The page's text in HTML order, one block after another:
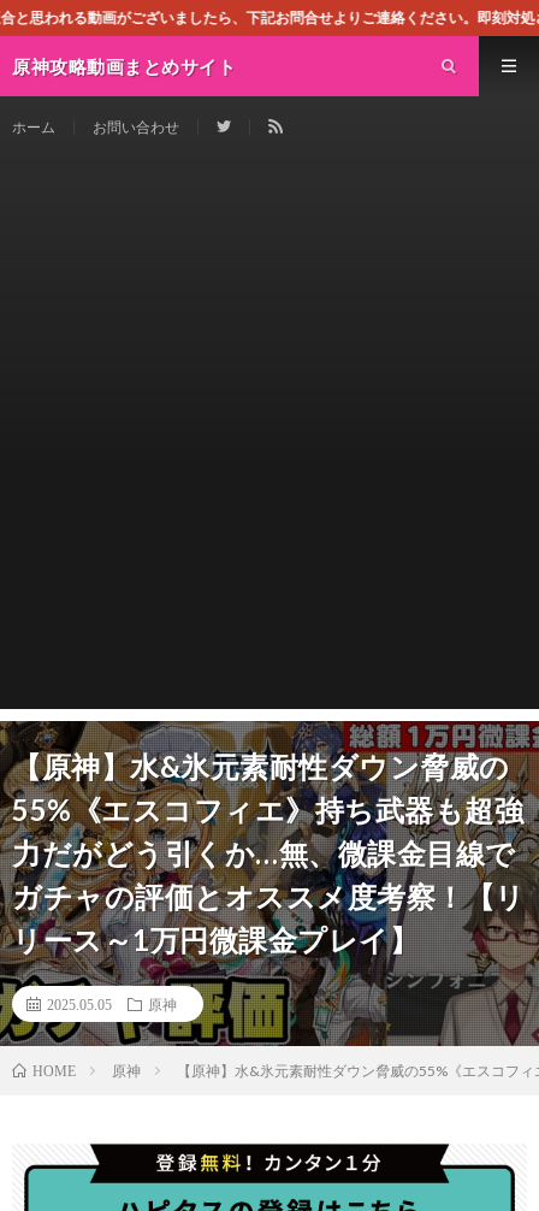
したら、下記お問合せよりご連絡ください。即刻対処させて頂きます。なお
原神攻略動画まとめサイト
ホーム お問い合わせ
【原神】水&氷元素耐性ダウン脅威の
55%《エスコフィエ》持ち武器も超強
力だがどう引くか…無、微課金目線で
ガチャの評価とオススメ度考察！【リ
リース～1万円微課金プレイ】
2025.05.05 原神
HOME 原神 【原神】水&氷元素耐性ダウン脅威の55%《エスコフ